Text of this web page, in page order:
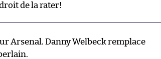
de la rater!
Arsenal. Danny Welbeck remplace